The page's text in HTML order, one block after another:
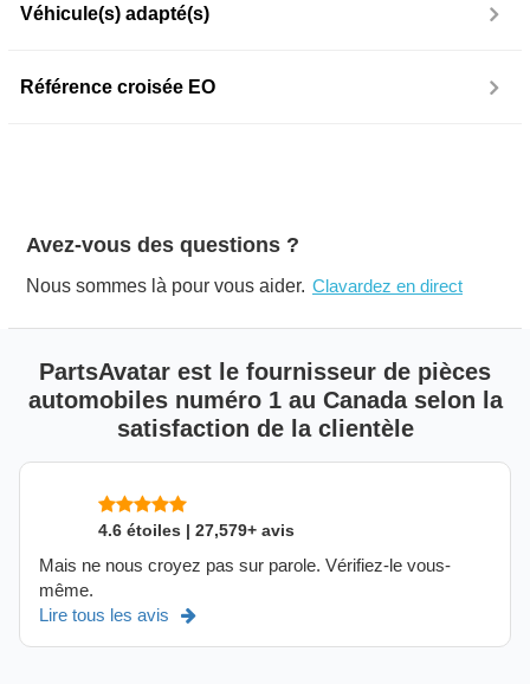
Véhicule(s) adapté(s)
Référence croisée EO
Avez-vous des questions ?
Nous sommes là pour vous aider. Clavardez en direct
PartsAvatar est le fournisseur de pièces
automobiles numéro 1 au Canada selon la
satisfaction de la clientèle
4.6 étoiles | 27,579+ avis
Mais ne nous croyez pas sur parole. Vérifiez-le vous-
même.
Lire tous les avis